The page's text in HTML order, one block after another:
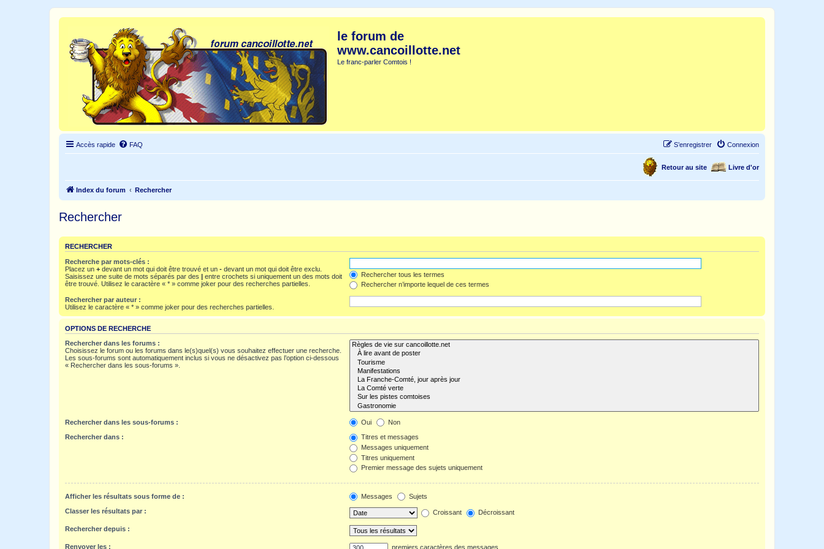
le forum de
www.cancoillotte.net
Le franc-parler Comtois !
Accès rapide FAQ Connexion
S’enregistrer
Livre d'or
Retour au site
Index du forum Rechercher
Rechercher
RECHERCHER
Recherche par mots-clés :
Placez un + devant un mot qui doit être trouvé et un - devant un mot qui doit être exclu.
Saisissez une suite de mots séparés par des | entre crochets si uniquement un des mots doit
être trouvé. Utilisez le caractère « * » comme joker pour des recherches partielles.
Rechercher tous les termes
Rechercher n’importe lequel de ces termes
Rechercher par auteur :
Utilisez le caractère « * » comme joker pour des recherches partielles.
OPTIONS DE RECHERCHE
Rechercher dans les forums :
Choisissez le forum ou les forums dans le(s)quel(s) vous souhaitez effectuer une recherche.
Les sous-forums sont automatiquement inclus si vous ne désactivez pas l’option ci-dessous
« Rechercher dans les sous-forums ».
Rechercher dans les sous-forums : Oui Non
Rechercher dans :
Titres et messages
Messages uniquement
Titres uniquement
Premier message des sujets uniquement
Afficher les résultats sous forme de : Messages Sujets
Classer les résultats par : Croissant Décroissant
Rechercher depuis :
Renvoyer les : premiers caractères des messages